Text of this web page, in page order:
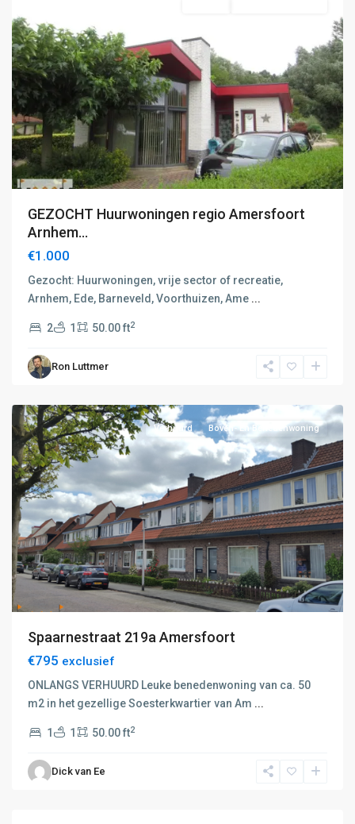
GEZOCHT Huurwoningen regio Amersfoort
Arnhem...
€1.000
Gezocht: Huurwoningen, vrije sector of recreatie,
Arnhem, Ede, Barneveld, Voorthuizen, Ame ...
2 1 50.00 ft2
Ron Luttmer
E:
Amersfoort-
Hilversum,
Verhuurd Boven- En Benedenwoning
Spaarnestraat 219a Amersfoort
€795 exclusief
ONLANGS VERHUURD Leuke benedenwoning van ca. 50
m2 in het gezellige Soesterkwartier van Am ...
1 1 50.00 ft2
Dick van Ee